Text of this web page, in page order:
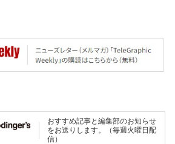
おすすめ記事と編集部のお知らせ
をお送りします。（毎週火曜日配
信）